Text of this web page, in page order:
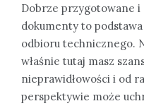
Dobrze przygotowane
dokumenty to
odbioru technicznego.
właśnie tutaj masz
nieprawidłowości i od
perspektywie może